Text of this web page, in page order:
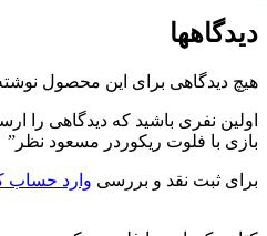
دیدگاهها
هیچ دیدگاهی برای این محصول
اولین نفری باشید که دیدگاهی را
بازی با فلوت ریکوردر مسعود نظر”
برای ثبت نقد و بررسی وارد حساب